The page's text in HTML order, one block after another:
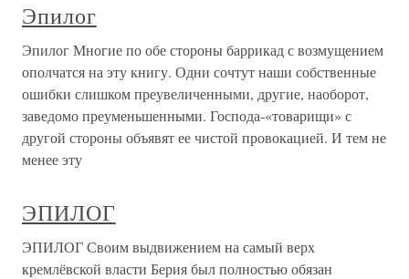
Эпилог
Эпилог Многие по обе стороны баррикад с возмущением
ополчатся на эту книгу. Одни сочтут наши собственные
ошибки слишком преувеличенными, другие, наоборот,
заведомо преуменьшенными. Господа-«товарищи» с
другой стороны объявят ее чистой провокацией. И тем не
менее эту
ЭПИЛОГ
ЭПИЛОГ Своим выдвижением на самый верх
кремлёвской власти Берия был полностью обязан